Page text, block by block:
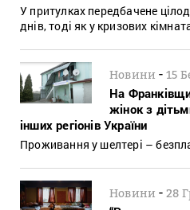
У притулках передбачене
днів, тоді як у кризових
Новини -15
На
жінок з
інших регіонів України
Проживання у шелтері –
Новини -28